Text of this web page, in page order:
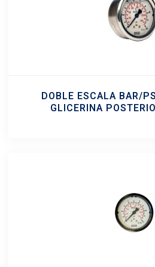
DOBLE ESCALA BAR/
GLICERINA